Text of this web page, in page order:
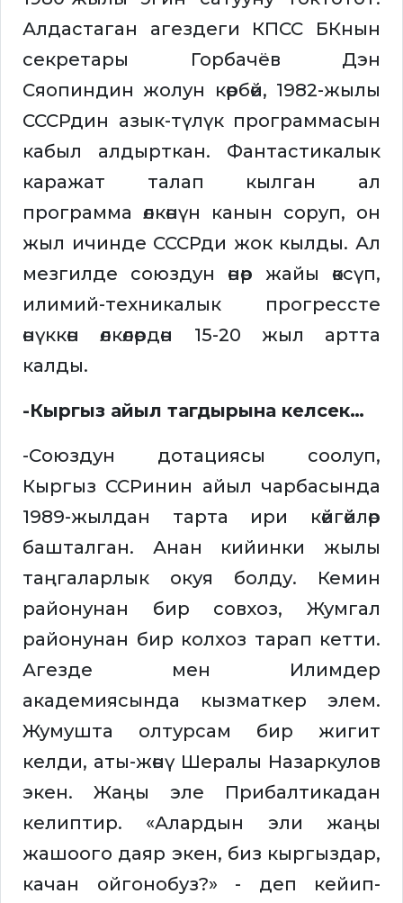
Алдастаган агездеги КПСС БКнын
секретары Горбачёв Дэн
Сяопиндин жолун көрбөй, 1982-жылы
СССРдин азык-түлүк программасын
кабыл алдырткан. Фантастикалык
каражат талап кылган ал
программа өлкөнүн канын соруп, он
жыл ичинде СССРди жок кылды. Ал
мезгилде союздун өнөр жайы өксүп,
илимий-техникалык прогрессте
өнүккөн өлкөлөрдөн 15-20 жыл артта
калды.
-Кыргыз айыл тагдырына келсек…
-Союздун дотациясы соолуп,
Кыргыз ССРинин айыл чарбасында
1989-жылдан тарта ири көйгөйлөр
башталган. Анан кийинки жылы
таңгаларлык окуя болду. Кемин
районунан бир совхоз, Жумгал
районунан бир колхоз тарап кетти.
Агезде мен Илимдер
академиясында кызматкер элем.
Жумушта олтурсам бир жигит
келди, аты-жөнү Шералы Назаркулов
экен. Жаңы эле Прибалтикадан
келиптир. «Алардын эли жаңы
жашоого даяр экен, биз кыргыздар,
качан ойгонобуз?» - деп кейип-